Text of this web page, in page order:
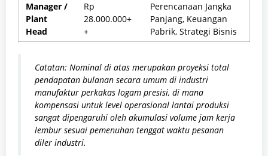
Manager /
Plant
Head
Rp
28.000.000+
+
Perencanaan Jangka
Panjang, Keuangan
Pabrik, Strategi Bisnis
Catatan: Nominal di atas merupakan proyeksi total
pendapatan bulanan secara umum di industri
manufaktur perkakas logam presisi, di mana
kompensasi untuk level operasional lantai produksi
sangat dipengaruhi oleh akumulasi volume jam kerja
lembur sesuai pemenuhan tenggat waktu pesanan
diler industri.